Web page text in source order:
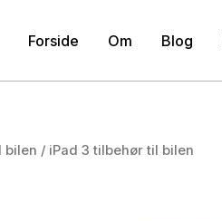
Forside Om Blog
bilen / iPad 3 tilbehør til bilen